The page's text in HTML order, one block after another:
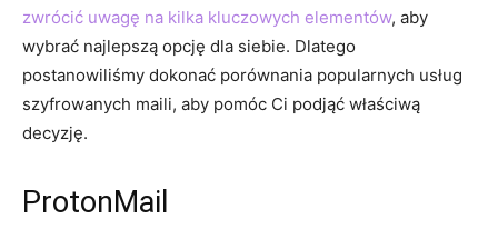
zwrócić uwagę na kilka kluczowych elementów, aby
wybrać najlepszą opcję dla siebie. Dlatego
postanowiliśmy dokonać porównania popularnych usług
szyfrowanych maili, aby pomóc Ci podjąć właściwą
decyzję.
ProtonMail